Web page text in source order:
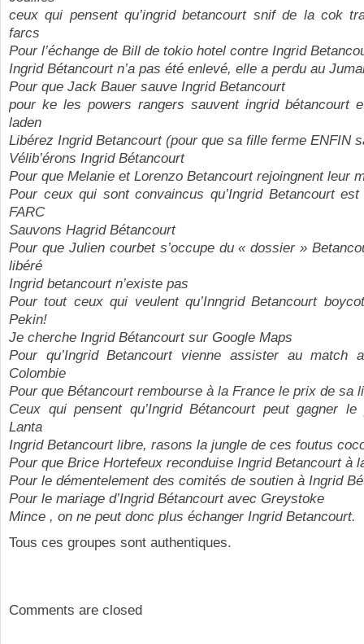
ceux qui pensent qu’ingrid betancourt snif de la cok
farcs
Pour l’échange de Bill de tokio hotel contre Ingrid
Ingrid Bétancourt n’a pas été enlevé, elle a perdu au
Pour que Jack Bauer sauve Ingrid Betancourt
pour ke les powers rangers sauvent ingrid bétancourt
laden
Libérez Ingrid Betancourt (pour que sa fille ferme ENFIN
Vélib’érons Ingrid Bétancourt
Pour que Melanie et Lorenzo Betancourt rejoingnent leur
Pour ceux qui sont convaincus qu’Ingrid Betancourt
FARC
Sauvons Hagrid Bétancourt
Pour que Julien courbet s’occupe du « dossier »
libéré
Ingrid betancourt n’existe pas
Pour tout ceux qui veulent qu’Inngrid Betancourt
Pekin!
Je cherche Ingrid Bétancourt sur Google Maps
Pour qu’Ingrid Betancourt vienne assister au match
Colombie
Pour que Bétancourt rembourse à la France le prix de sa
Ceux qui pensent qu’Ingrid Bétancourt peut gagner le
Lanta
Ingrid Betancourt libre, rasons la jungle de ces foutus
Pour que Brice Hortefeux reconduise Ingrid Betancourt à
Pour le démentelement des comités de soutien à Ingrid
Pour le mariage d’Ingrid Bétancourt avec Greystoke
Mince , on ne peut donc plus échanger Ingrid Betancourt.
Tous ces groupes sont authentiques.
Comments are closed